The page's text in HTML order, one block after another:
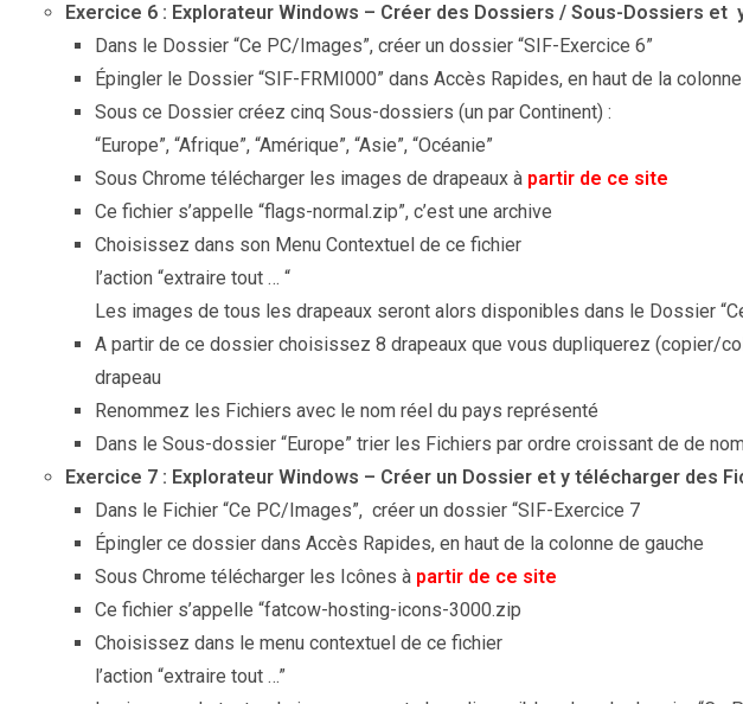
Exercice 6 : Explorateur Windows – Créer des Dossiers / Sous-Dossiers et
Dans le Dossier “Ce PC/Images”, créer un dossier “SIF-Exercice 6”
Épingler le Dossier “SIF-FRMI000” dans Accès Rapides, en haut de la
Sous ce Dossier créez cinq Sous-dossiers (un par Continent) :
“Europe”, “Afrique”, “Amérique”, “Asie”, “Océanie”
Sous Chrome télécharger les images de drapeaux à partir de ce site
Ce fichier s’appelle “flags-normal.zip”, c’est une archive
Choisissez dans son Menu Contextuel de ce fichier
l’action “extraire tout … “
Les images de tous les drapeaux seront alors disponibles dans le Dossier
A partir de ce dossier choisissez 8 drapeaux que vous dupliquerez (copier/
drapeau
Renommez les Fichiers avec le nom réel du pays représenté
Dans le Sous-dossier “Europe” trier les Fichiers par ordre croissant de de
Exercice 7 : Explorateur Windows – Créer un Dossier et y télécharger des
Dans le Fichier “Ce PC/Images”, créer un dossier “SIF-Exercice 7
Épingler ce dossier dans Accès Rapides, en haut de la colonne de gauche
Sous Chrome télécharger les Icônes à partir de ce site
Ce fichier s’appelle “fatcow-hosting-icons-3000.zip
Choisissez dans le menu contextuel de ce fichier
l’action “extraire tout …”